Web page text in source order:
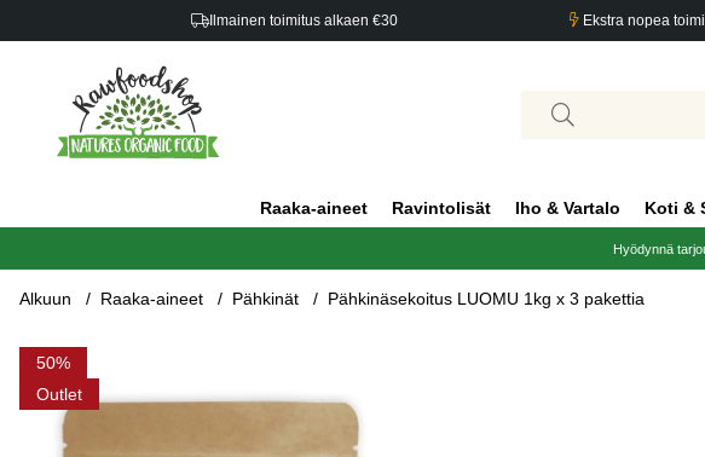
Ilmainen toimitus alkaen €30 Ekstra nopea
Raaka-aineet Ravintolisät Iho & Vartalo Koti &
Hyödynnä
Alkuun Raaka-aineet Pähkinät Pähkinäsekoitus LUOMU 1kg x 3 pakettia
50
Outlet
Tuotekuvat Pähkinäsekoitus LUOMU 1kg x 3 pakettia